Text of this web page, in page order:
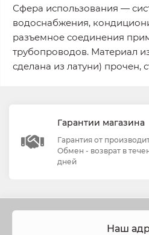
Сфера использования —
водоснабжения,
разъемное соединения
трубопроводов. Материал
сделана из латуни) прочен,
Гарантии магазина
Гарантия от
Обмен - возврат в
дней
Наш